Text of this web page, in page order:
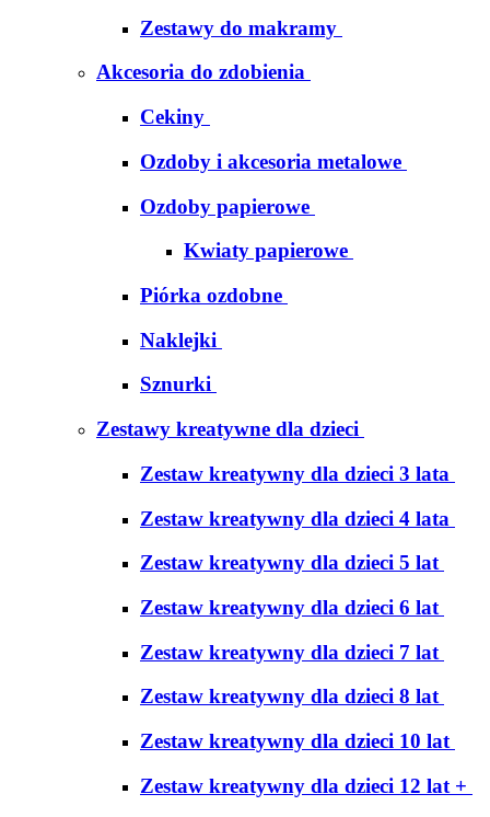
Zestawy do makramy
Akcesoria do zdobienia
Cekiny
Ozdoby i akcesoria metalowe
Ozdoby papierowe
Kwiaty papierowe
Piórka ozdobne
Naklejki
Sznurki
Zestawy kreatywne dla dzieci
Zestaw kreatywny dla dzieci 3 lata
Zestaw kreatywny dla dzieci 4 lata
Zestaw kreatywny dla dzieci 5 lat
Zestaw kreatywny dla dzieci 6 lat
Zestaw kreatywny dla dzieci 7 lat
Zestaw kreatywny dla dzieci 8 lat
Zestaw kreatywny dla dzieci 10 lat
Zestaw kreatywny dla dzieci 12 lat +